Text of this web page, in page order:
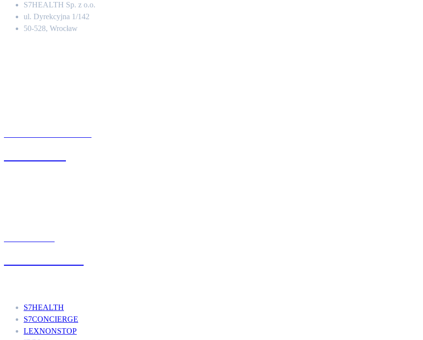
S7HEALTH Sp. z o.o.
ul. Dyrekcyjna 1/142
50-528, Wrocław
S7HEALTH
S7CONCIERGE
LEXNONSTOP